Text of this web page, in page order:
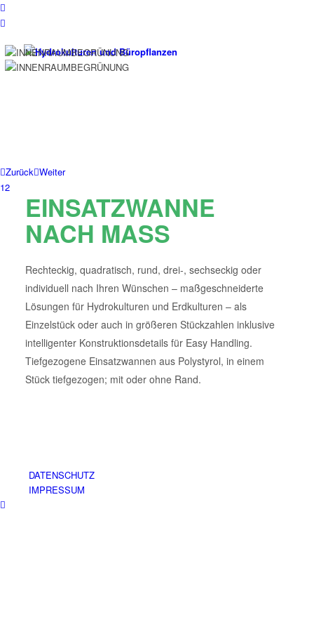
Zurück Weiter
12
EINSATZWANNE
NACH MASS
Rechteckig, quadratisch, rund, drei-, sechseckig oder
individuell nach Ihren Wünschen – maßgeschneiderte
Lösungen für Hydrokulturen und Erdkulturen – als
Einzelstück oder auch in größeren Stückzahlen inklusive
intelligenter Konstruktionsdetails für Easy Handling.
Tiefgezogene Einsatzwannen aus Polystyrol, in einem
Stück tiefgezogen; mit oder ohne Rand.
DATENSCHUTZ
IMPRESSUM